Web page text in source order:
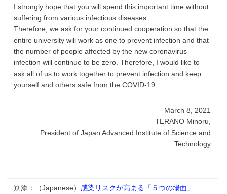
I strongly hope that you will spend this important time without
suffering from various infectious diseases.
Therefore, we ask for your continued cooperation so that the
entire university will work as one to prevent infection and that
the number of people affected by the new coronavirus
infection will continue to be zero. Therefore, I would like to
ask all of us to work together to prevent infection and keep
yourself and others safe from the COVID-19.
March 8, 2021
TERANO Minoru,
President of Japan Advanced Institute of Science and
Technology
別添：（Japanese）感染リスクが高まる「５つの場面」